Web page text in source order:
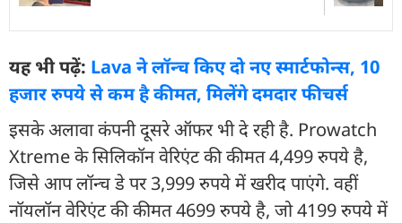
यह भी पढ़ें: Lava ने लॉन्च किए दो नए स्मार्टफोन्स, 10
हजार रुपये से कम है कीमत, मिलेंगे दमदार फीचर्स
इसके अलावा कंपनी दूसरे ऑफर भी दे रही है. Prowatch
Xtreme के सिलिकॉन वेरिएंट की कीमत 4,499 रुपये है,
जिसे आप लॉन्च डे पर 3,999 रुपये में खरीद पाएंगे. वहीं
नॉयलॉन वेरिएंट की कीमत 4699 रुपये है, जो 4199 रुपये में